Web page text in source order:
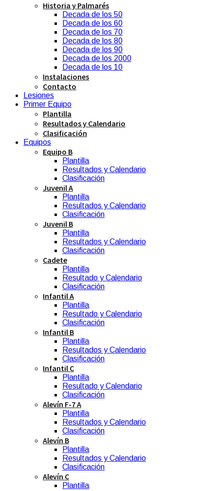
Historia y Palmarés
Decada de los 50
Decada de los 60
Decada de los 70
Decada de los 80
Decada de los 90
Decada de los 2000
Decada de los 10
Instalaciones
Contacto
Lesiones
Primer Equipo
Plantilla
Resultados y Calendario
Clasificación
Equipos
Equipo B
Plantilla
Resultados y Calendario
Clasificación
Juvenil A
Plantilla
Resultados y Calendario
Clasificación
Juvenil B
Plantilla
Resultados y Calendario
Clasificación
Cadete
Plantilla
Resultado y Calendario
Clasificación
Infantil A
Plantilla
Resultado y Calendario
Clasificación
Infantil B
Plantilla
Resultados y Calendario
Clasificación
Infantil C
Plantilla
Resultado y Calendario
Clasificación
Alevín F-7 A
Plantilla
Resultados y Calendario
Clasificación
Alevín B
Plantilla
Resultados y Calendario
Clasificación
Alevín C
Plantilla